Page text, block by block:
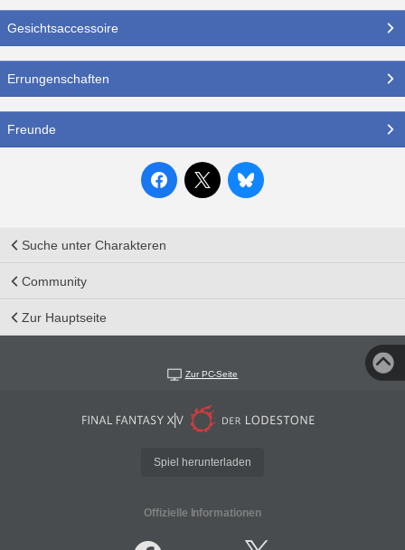
Gesichtsaccessoire
Errungenschaften
Freunde
Suche unter Charakteren
Community
Zur Hauptseite
Zur PC-Seite
Spiel herunterladen
Offizielle Informationen